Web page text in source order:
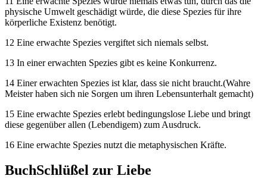
physische Umwelt geschädigt würde, die diese Spezies für ihre
körperliche Existenz benötigt.
12 Eine erwachte Spezies vergiftet sich niemals selbst.
13 In einer erwachten Spezies gibt es keine Konkurrenz.
14 Einer erwachten Spezies ist klar, dass sie nicht braucht.(Wahre
Meister haben sich nie Sorgen um ihren Lebensunterhalt gemacht)
15 Eine erwachte Spezies erlebt bedingungslose Liebe und bringt
diese gegenüber allen (Lebendigem) zum Ausdruck.
16 Eine erwachte Spezies nutzt die metaphysischen Kräfte.
BuchSchlüßel zur Liebe